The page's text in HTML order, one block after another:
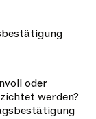
oder
werden?